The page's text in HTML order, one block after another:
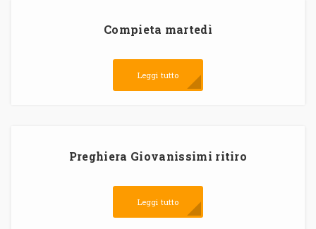
Compieta martedì
Leggi tutto
Preghiera Giovanissimi ritiro
Leggi tutto